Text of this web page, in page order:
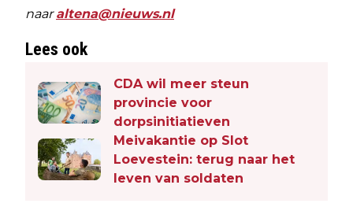
naaraltena@nieuws.nl
Lees ook
CDA wil meer steun
provincie voor
dorpsinitiatieven
Meivakantie op Slot
Loevestein: terug naar het
leven van soldaten